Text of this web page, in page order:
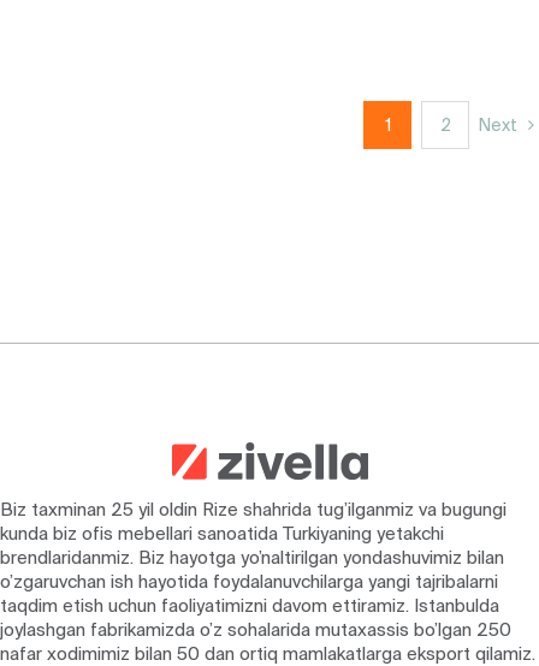
1 2 Next
Biz taxminan 25 yil oldin Rize shahrida tug’ilganmiz va bugungi
kunda biz ofis mebellari sanoatida Turkiyaning yetakchi
brendlaridanmiz. Biz hayotga yo’naltirilgan yondashuvimiz bilan
o’zgaruvchan ish hayotida foydalanuvchilarga yangi tajribalarni
taqdim etish uchun faoliyatimizni davom ettiramiz. Istanbulda
joylashgan fabrikamizda o’z sohalarida mutaxassis bo’lgan 250
nafar xodimimiz bilan 50 dan ortiq mamlakatlarga eksport qilamiz.